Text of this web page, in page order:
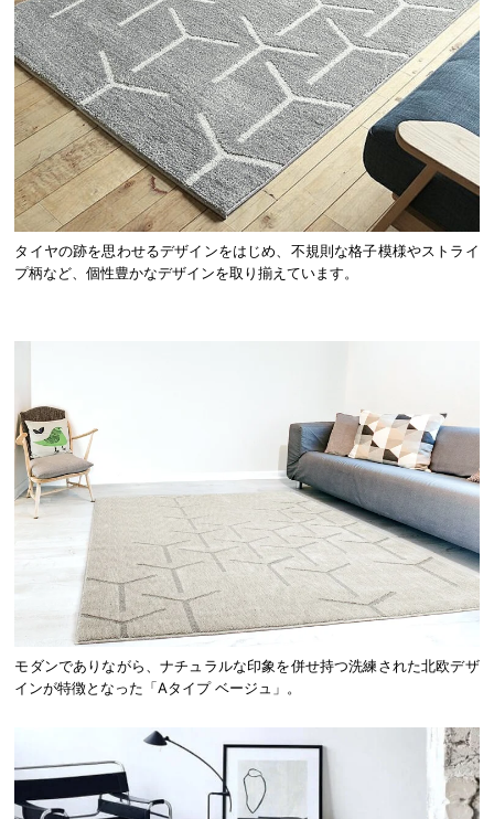
タイヤの跡を思わせるデザインをはじめ、不規則な格子模様やストライ
プ柄など、個性豊かなデザインを取り揃えています。
モダンでありながら、ナチュラルな印象を併せ持つ洗練された北欧デザ
インが特徴となった「Aタイプ ベージュ」。